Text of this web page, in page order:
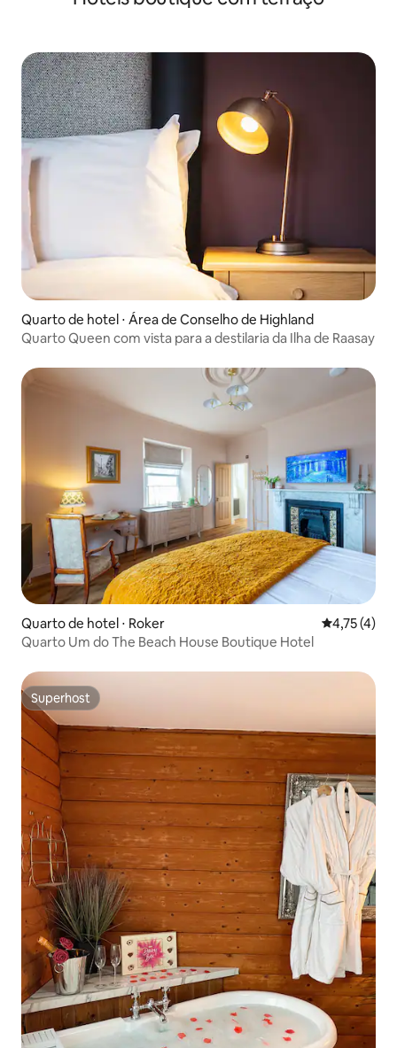
Quarto de hotel ⋅ Área de Conselho de Highland
Quarto Queen com vista para a destilaria da Ilha de Raasay
Quarto de hotel ⋅ Roker 4,75 de
4,75 (4)
Quarto Um do The Beach House Boutique Hotel
Superhost
Superhost